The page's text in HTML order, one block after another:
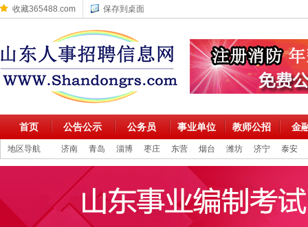
收藏365488.com 保存到桌面
首页 公告公示 公务员 事业单位 教师公招 金
地区导航 济南 青岛 淄博 枣庄 东营 烟台 潍坊 济宁 泰安